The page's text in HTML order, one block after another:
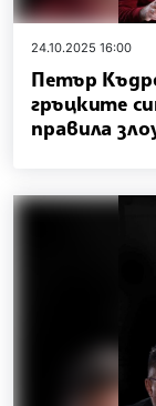
24.10.2025 16:00
Петър
гръцките
правила